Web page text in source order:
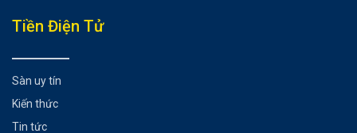
Có thể bạn chưa biết
Tiền Điện Tử
Sàn uy tín
Kiến thức
Tin tức